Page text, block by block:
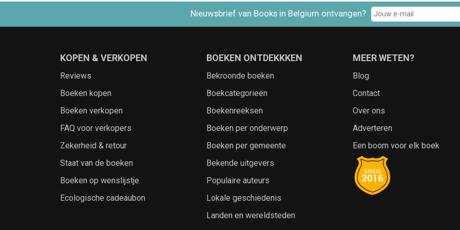
Nieuwsbrief van Books in Belgium ontvangen?
KOPEN & VERKOPEN
Reviews
Boeken kopen
Boeken verkopen
FAQ voor verkopers
Zekerheid & retour
Staat van de boeken
Boeken op wenslijstje
Ecologische cadeaubon
BOEKEN ONTDEKKKEN
Bekroonde boeken
Boekcategorieën
Boekenreeksen
Boeken per onderwerp
Boeken per gemeente
Bekende uitgevers
Populaire auteurs
Lokale geschiedenis
Landen en wereldsteden
MEER WETEN?
Blog
Contact
Over ons
Adverteren
Een boom voor elk boek